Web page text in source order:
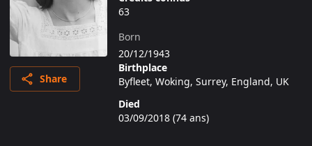
Share
63
Born
20/12/1943
Birthplace
Byfleet, Woking, Surrey, England, UK
Died
03/09/2018 (74 ans)